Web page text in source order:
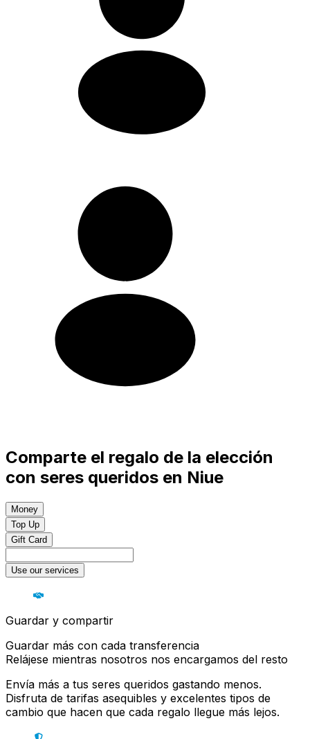
Comparte el regalo de la elección
con seres queridos en Niue
Money
Top Up
Gift Card
Use our services
Guardar y compartir
Guardar más con cada transferencia
Relájese mientras nosotros nos encargamos del resto
Envía más a tus seres queridos gastando menos.
Disfruta de tarifas asequibles y excelentes tipos de
cambio que hacen que cada regalo llegue más lejos.